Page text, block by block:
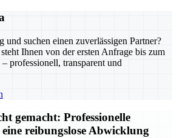
und suchen einen zuverlässigen Partner?
Ihnen von der ersten Anfrage bis zum
professionell, transparent und
gemacht: Professionelle
reibungslose Abwicklung